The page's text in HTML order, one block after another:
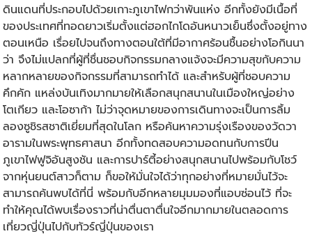
ดินแดนที่ประกอบไปด้วยเกาะภูเขาไฟกว่าพันแห่ง อีกทั้งยังมีเนื้อที่
ของประเทศที่ทอดยาวเริ่มตั้งแต่ฮอกไกโดอันหนาวเย็นซึ่งตั้งอยู่ทาง
ตอนเหนือ เรื่อยไปจนถึงทางตอนใต้ที่มีอากาศร้อนชื้นอย่างโอกินนา
ว่า จึงไม่แปลกที่ผู้ที่ชื่นชอบกิจกรรมกลางแจ้งจะมีความสุขกับความ
หลากหลายของกิจกรรมที่สามารถทำได้ และสำหรับผู้ที่ชอบความ
คึกคัก แหล่งบันเทิงมากมายให้เลือกสนุกสนานในเมืองใหญ่อย่าง
โตเกียว และโอซาก้า ไม่ว่าจุดหมายของการเดินทางจะเป็นการลิ้ม
ลองซูชิรสชาติเยี่ยมที่สุดในโลก หรือค้นหาความรุ่งเรืองของวัดวา
อารามในพระพุทธศาสนา อีกทั้งทดสอบความอดทนกับการปีน
ภูเขาไฟฟูจิอันสูงชัน และการปาร์ตี้อย่างสนุกสนานไปพร้อมกับโชว์
จากหุ่นยนต์สาวก็ตาม ก็ขอให้มั่นใจได้ว่าทุกอย่างที่หมายมั่นไว้จะ
สามารถค้นพบได้ที่นี่ พร้อมกับอีกหลายมุมมองที่แอบซ่อนไว้ ที่จะ
ทำให้คุณได้พบเรื่องราวที่น่าตื่นตาตื่นใจอีกมากมายในตลอดการ
เที่ยวญี่ปุ่นไปกับทัวร์ญี่ปุ่นของเรา